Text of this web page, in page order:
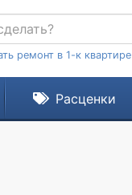
ремонт в 1-к квартире
Расценки